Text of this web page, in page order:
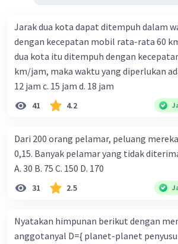
Jarak dua kota dapat ditempuh dalam
dengan kecepatan mobil rata-rata 60
dua kota itu ditempuh dengan
km/jam, maka waktu yang diperlukan adalah ....
12 jam c. 15 jam d. 18 jam
41 4.2
Dari 200 orang pelamar, peluang
0,15. Banyak pelamar yang tidak
A. 30 B. 75 C. 150 D. 170
31 2.5
Nyatakan himpunan berikut dengan
anggotanyal D={ planet-planet